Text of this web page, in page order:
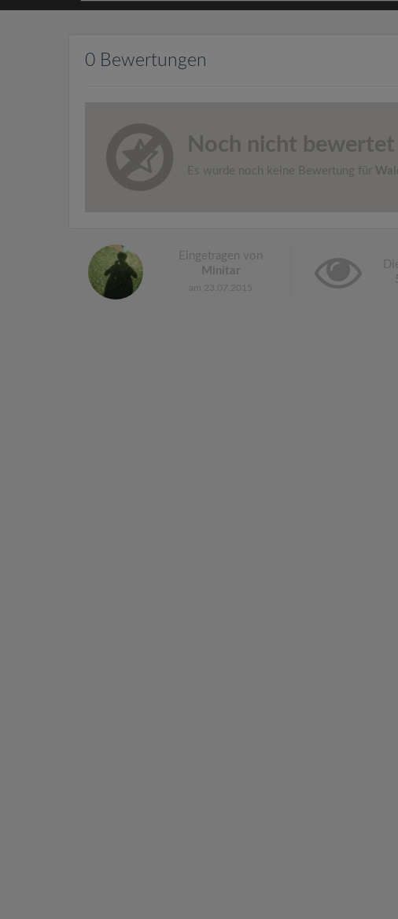
0 Bewertungen
Noch nicht bewertet
Es wurde noch keine Bewertung für
Eingetragen von
Minitar
am 23.07.2015